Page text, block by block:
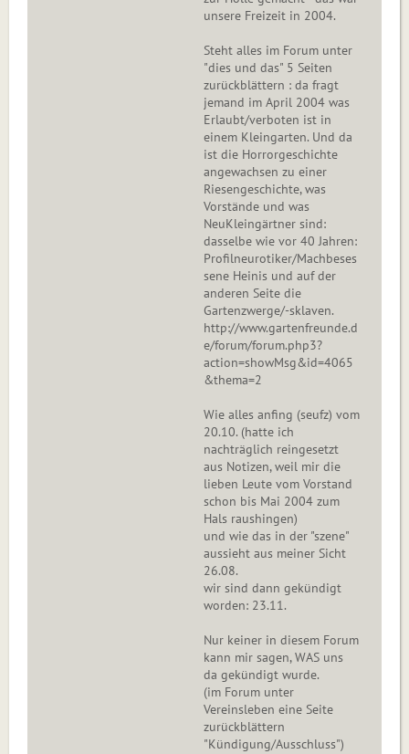
unsere Freizeit in 2004.
Steht alles im Forum unter
"dies und das" 5 Seiten
zurückblättern : da fragt
jemand im April 2004 was
Erlaubt/verboten ist in
einem Kleingarten. Und da
ist die Horrorgeschichte
angewachsen zu einer
Riesengeschichte, was
Vorstände und was
NeuKleingärtner sind:
dasselbe wie vor 40 Jahren:
Profilneurotiker/Machbeses
sene Heinis und auf der
anderen Seite die
Gartenzwerge/-sklaven.
http://www.gartenfreunde.d
e/forum/forum.php3?
action=showMsg&id=4065
&thema=2
Wie alles anfing (seufz) vom
20.10. (hatte ich
nachträglich reingesetzt
aus Notizen, weil mir die
lieben Leute vom Vorstand
schon bis Mai 2004 zum
Hals raushingen)
und wie das in der "szene"
aussieht aus meiner Sicht
26.08.
wir sind dann gekündigt
worden: 23.11.
Nur keiner in diesem Forum
kann mir sagen, WAS uns
da gekündigt wurde.
(im Forum unter
Vereinsleben eine Seite
zurückblättern
"Kündigung/Ausschluss")